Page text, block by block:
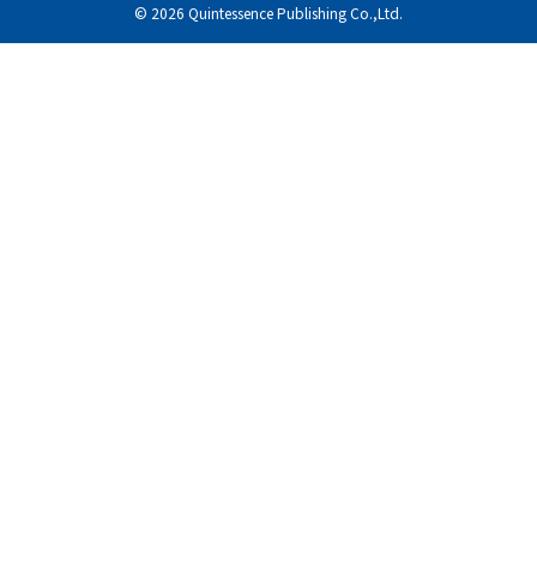
© 2026 Quintessence Publishing Co.,Ltd.